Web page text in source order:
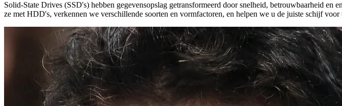
Solid-State Drives (SSD's) hebben gegevensopslag getransformeerd door snelheid, betrouwbaarheid
ze met HDD's, verkennen we verschillende soorten en vormfactoren, en helpen we u de juiste schijf